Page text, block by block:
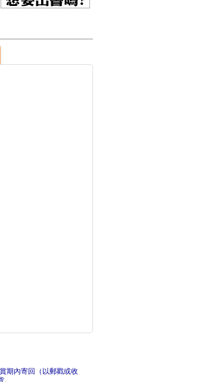
期內寄回（以郵戳或收